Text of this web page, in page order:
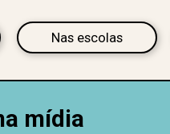
Nas escolas
mídia